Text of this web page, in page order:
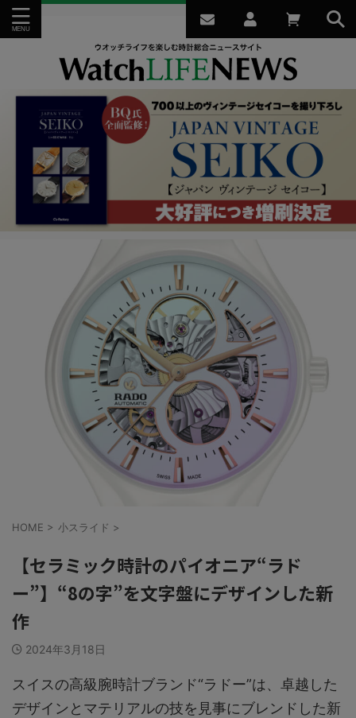
HOME > 小スライド >
【セラミック時計のパイオニア“ラド
ー”】“8の字”を文字盤にデザインした新
作
2024年3月18日
スイスの高級腕時計ブランド“ラドー”は、卓越した
デザインとマテリアルの技を見事にブレンドした新